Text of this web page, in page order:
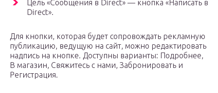
Цель «Сообщения в Direct» — кнопка «Написать в
Direct».
Для кнопки, которая будет сопровождать рекламную
публикацию, ведущую на сайт, можно редактировать
надпись на кнопке. Доступны варианты: Подробнее,
В магазин, Свяжитесь с нами, Забронировать и
Регистрация.